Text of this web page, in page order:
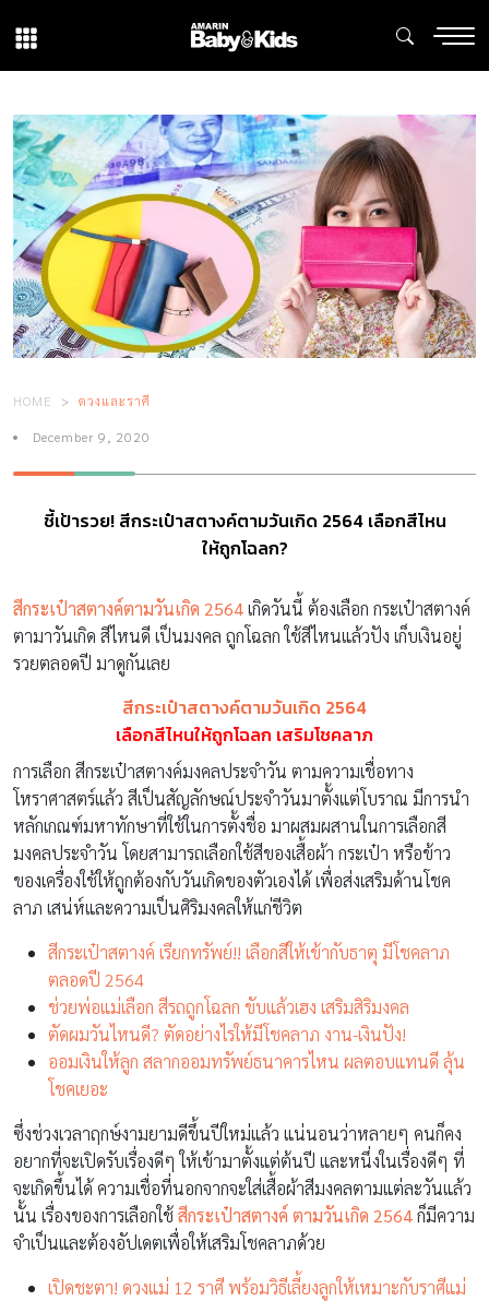
HOME ดวงและราศี
December 9, 2020
ชี้เป้ารวย! สีกระเป๋าสตางค์ตามวันเกิด 2564 เลือกสีไหน
ให้ถูกโฉลก?
สีกระเป๋าสตางค์ตามวันเกิด 2564เกิดวันนี้ ต้องเลือก กระเป๋าสตางค์
ตามาวันเกิด สีไหนดี เป็นมงคล ถูกโฉลก ใช้สีไหนแล้วปัง เก็บเงินอยู่
รวยตลอดปี มาดูกันเลย
สีกระเป๋าสตางค์ตามวันเกิด 2564
เลือกสีไหนให้ถูกโฉลก เสริมโชคลาภ
การเลือก สีกระเป๋าสตางค์มงคลประจำวัน ตามความเชื่อทาง
โหราศาสตร์แล้ว สีเป็นสัญลักษณ์ประจำวันมาตั้งแต่โบราณ มีการนำ
หลักเกณฑ์มหาทักษาที่ใช้ในการตั้งชื่อ มาผสมผสานในการเลือกสี
มงคลประจำวัน โดยสามารถเลือกใช้สีของเสื้อผ้า กระเป๋า หรือข้าว
ของเครื่องใช้ให้ถูกต้องกับวันเกิดของตัวเองได้ เพื่อส่งเสริมด้านโชค
ลาภ เสน่ห์และความเป็นศิริมงคลให้แก่ชีวิต
สีกระเป๋าสตางค์ เรียกทรัพย์!! เลือกสีให้เข้ากับธาตุ มีโชคลาภ
ตลอดปี 2564
ช่วยพ่อแม่เลือก สีรถถูกโฉลก ขับแล้วเฮง เสริมสิริมงคล
ตัดผมวันไหนดี? ตัดอย่างไรให้มีโชคลาภ งาน-เงินปัง!
ออมเงินให้ลูก สลากออมทรัพย์ธนาคารไหน ผลตอบแทนดี ลุ้น
โชคเยอะ
ซึ่งช่วงเวลาฤกษ์งามยามดีขึ้นปีใหม่แล้ว แน่นอนว่าหลายๆ คนก็คง
อยากที่จะเปิดรับเรื่องดีๆ ให้เข้ามาตั้งแต่ต้นปี และหนึ่งในเรื่องดีๆ ที่
จะเกิดขึ้นได้ ความเชื่อที่นอกจากจะใส่เสื้อผ้าสีมงคลตามแต่ละวันแล้ว
นั้น เรื่องของการเลือกใช้สีกระเป๋าสตางค์ ตามวันเกิด 2564ก็มีความ
จำเป็นและต้องอัปเดตเพื่อให้เสริมโชคลาภด้วย
เปิดชะตา! ดวงแม่ 12 ราศี พร้อมวิธีเลี้ยงลูกให้เหมาะกับราศีแม่